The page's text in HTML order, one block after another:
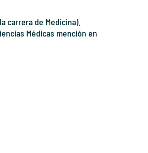
carrera de Medicina).
Médicas mención en